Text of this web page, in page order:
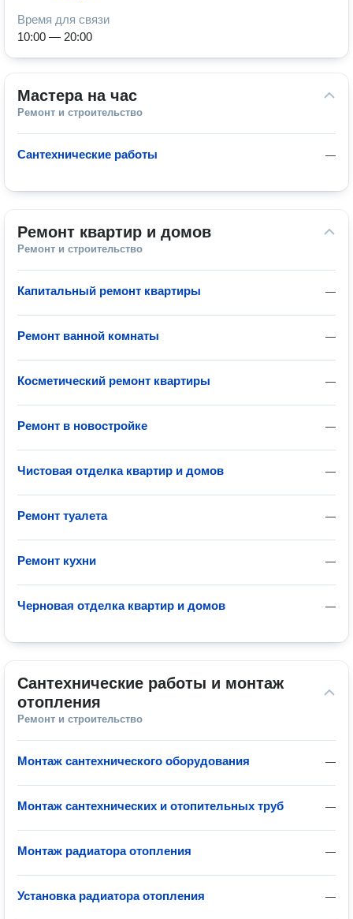
Время для связи
10:00 — 20:00
Мастера на час
Ремонт и строительство
—
Сантехнические работы
Ремонт квартир и домов
Ремонт и строительство
—
Капитальный ремонт квартиры
—
Ремонт ванной комнаты
—
Косметический ремонт квартиры
—
Ремонт в новостройке
—
Чистовая отделка квартир и домов
—
Ремонт туалета
—
Ремонт кухни
—
Черновая отделка квартир и домов
Сантехнические работы и монтаж
отопления
Ремонт и строительство
—
Монтаж сантехнического оборудования
—
Монтаж сантехнических и отопительных труб
—
Монтаж радиатора отопления
—
Установка радиатора отопления